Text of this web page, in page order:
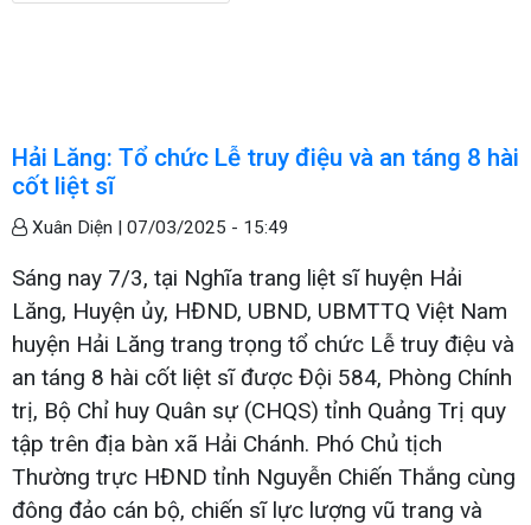
Hải Lăng: Tổ chức Lễ truy điệu và an táng 8 hài
cốt liệt sĩ
Xuân Diện | 07/03/2025 - 15:49
Sáng nay 7/3, tại Nghĩa trang liệt sĩ huyện Hải
Lăng, Huyện ủy, HĐND, UBND, UBMTTQ Việt Nam
huyện Hải Lăng trang trọng tổ chức Lễ truy điệu và
an táng 8 hài cốt liệt sĩ được Đội 584, Phòng Chính
trị, Bộ Chỉ huy Quân sự (CHQS) tỉnh Quảng Trị quy
tập trên địa bàn xã Hải Chánh. Phó Chủ tịch
Thường trực HĐND tỉnh Nguyễn Chiến Thắng cùng
đông đảo cán bộ, chiến sĩ lực lượng vũ trang và